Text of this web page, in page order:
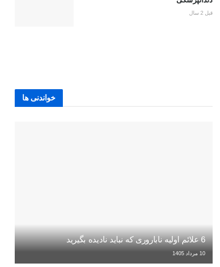
قبل 2 سال
خواندنی ها
6 علائم اولیه ناباروری که نباید نادیده بگیرید
10 مرداد 1405